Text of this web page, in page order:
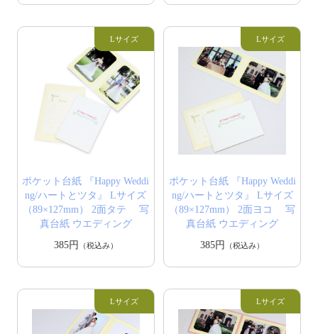
ポケット台紙 『Happy Weddi
ng/ハートとツタ』 Lサイズ
（89×127mm） 2面タテ 写
真台紙 ウエディング
385円
（税込み）
ポケット台紙 『Happy Weddi
ng/ハートとツタ』 Lサイズ
（89×127mm） 2面ヨコ 写
真台紙 ウエディング
385円
（税込み）